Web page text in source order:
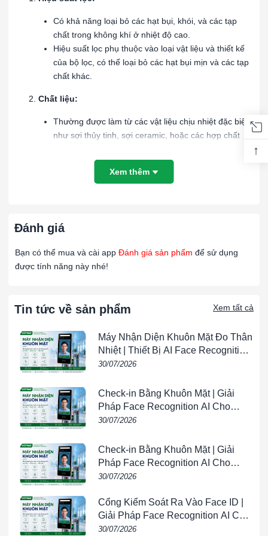
Có khả năng loại bỏ các hạt bụi, khói, và các tạp
chất trong không khí ở nhiệt độ cao.
Hiệu suất lọc phụ thuộc vào loại vật liệu và thiết kế
của bộ lọc, có thể loại bỏ các hạt bụi mịn và các tạp
chất khác.
Chất liệu:
Thường được làm từ các vật liệu chịu nhiệt đặc biệt
như sợi thủy tinh, sợi ceramic, hoặc các hợp chất
Vật liệu lọc phải có khả năng chịu được sự thay đổi
nhiệt độ liên tục mà không bị biến dạng hay mất tính
Có nhiều hình dạng và kích thước khác nhau để phù
hợp với các ứng dụng cụ thể.
Khung lọc thường được làm từ kim loại chịu nhiệt
Ứng dụng của lọc chịu nhiệt độ cao 260 độ:
Ngành công nghiệp sản xuất:
Sử dụng trong các quy trình sản xuất yêu cầu xử lý
không khí ở nhiệt độ cao như sản xuất xi măng, gốm
Lò nung và lò hơi:
Lọc không khí và khí thải từ lò nung, lò hơi và các
Hệ thống HVAC công nghiệp:
Dùng trong các hệ thống HVAC công nghiệp nơi có
nhiệt độ hoạt động cao, đảm bảo không khí sạch và
an toàn.
Xem thêm
Đánh giá
Bạn có thể mua và cài app Đánh giá sản phẩm để sử dụng
được tính năng này nhé!
Tin tức về sản phẩm Xem tất cả
Máy Nhận Diện Khuôn Mặt Đo Thân
Nhiệt | Thiết Bị AI Face Recognition
& Temperature Screening |
30/07/2026
Check-in Bằng Khuôn Mặt | Giải
Pháp Face Recognition AI Cho
Doanh Nghiệp | VIETPHAT
30/07/2026
Check-in Bằng Khuôn Mặt | Giải
Pháp Face Recognition AI Cho
Doanh Nghiệp | VIETPHAT
30/07/2026
Cổng Kiểm Soát Ra Vào Face ID |
Giải Pháp Face Recognition AI Cho
Doanh Nghiệp | VIETPHAT
30/07/2026
↑